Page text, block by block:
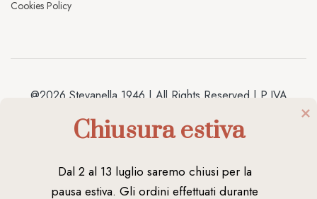
Cookies Policy
@2026 Stevanella 1946 | All Rights Reserved | P.IVA
Chiusura estiva
Dal 2 al 13 luglio saremo chiusi per la
pausa estiva. Gli ordini effettuati durante